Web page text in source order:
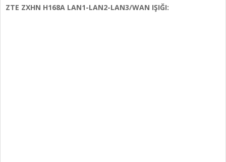
ZTE ZXHN H168A LAN1-LAN2-LAN3/WAN IŞIĞI: